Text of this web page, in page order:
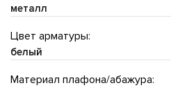
металл
Цвет арматуры:
белый
Материал плафона/абажура: